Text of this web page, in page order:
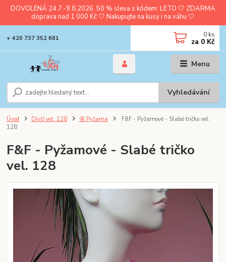
DOVOLENÁ 24.7.-9.8.2026. 50 % sleva s kódem: LETO 🤍 ZDARMA
doprava nad 1 000 Kč 🤍 Nakupujte na kusy i na váhu 🤍
Menu
Vyhledávání
+ 420 737 352 681 0 ks
za 0 Kč
Úvod Dívčí vel. 128 🦋 Pyžama
F&F - Pyžamové - Slabé tričko vel.
128
F&F - Pyžamové - Slabé tričko
vel. 128